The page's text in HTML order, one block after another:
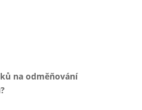
na odměňování